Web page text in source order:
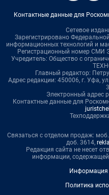
Контактные данные для
Сетевое
Зарегистрировано
информационных технологий и
Регистрационный номер СМИ
Учредитель: Общество с
Главный редактор:
Адрес редакции: 450006, г. Уфа,
Электронный адрес
Контактные данные для
Связаться с отделом продаж:
доб. 3614,
Редакция сайта не несет
информации,
Информация
Политика